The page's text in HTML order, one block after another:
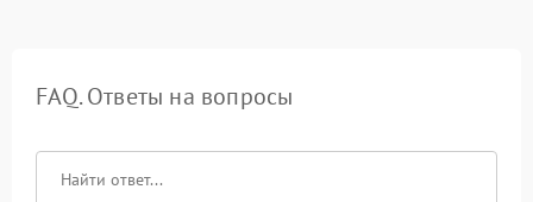
FAQ. Ответы на вопросы